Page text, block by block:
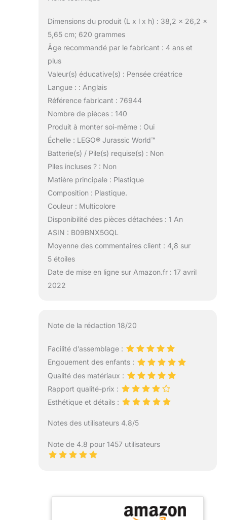
Dimensions du produit (L x l x h) : 38,2 x 26,2 x
5,65 cm; 620 grammes
Âge recommandé par le fabricant : 4 ans et
plus
Valeur(s) éducative(s) : Pensée créatrice
Langue : : Anglais
Référence fabricant : 76944
Nombre de pièces : 140
Produit à monter soi-même : Oui
Échelle : LEGO® Jurassic World™
Batterie(s) / Pile(s) requise(s) : Non
Piles incluses ? : Non
Matière principale : Plastique
Composition : Plastique.
Couleur : Multicolore
Disponibilité des pièces détachées : 1 An
ASIN : B09BNX5GQL
Moyenne des commentaires client : 4,8 sur
5 étoiles
Date de mise en ligne sur Amazon.fr : 17 avril
2022
Note de la rédaction 18/20
Facilité d’assemblage :
Engouement des enfants :
Qualité des matériaux :
Rapport qualité-prix :
Esthétique et détails :
Notes des utilisateurs 4.8/5
Note de 4.8 pour 1457 utilisateurs